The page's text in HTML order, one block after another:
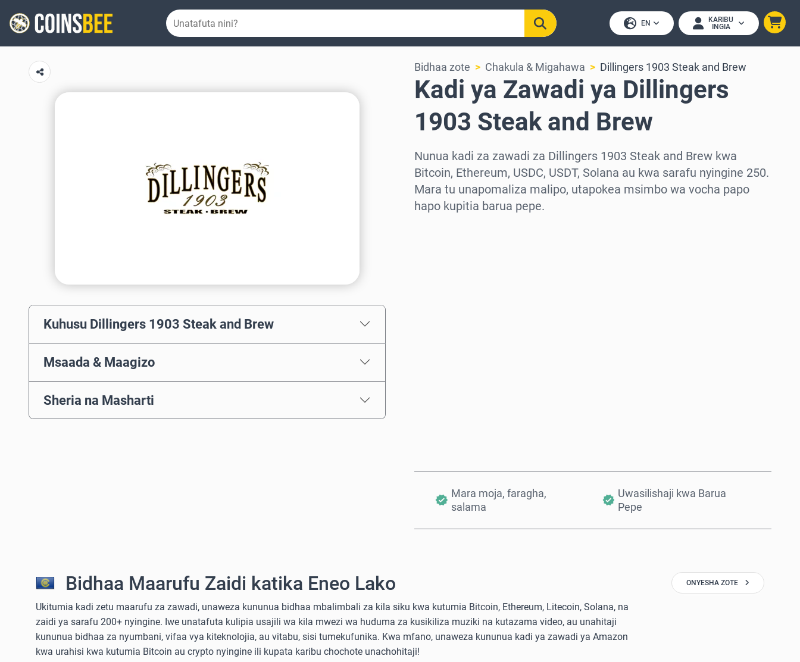
EN
KARIBU
INGIA
Kuhusu Dillingers 1903 Steak and Brew
Msaada & Maagizo
Sheria na Masharti
Bidhaa zote Chakula & Migahawa Dillingers 1903 Steak and Brew
Kadi ya Zawadi ya Dillingers
1903 Steak and Brew
Nunua kadi za zawadi za Dillingers 1903 Steak and Brew kwa
Bitcoin, Ethereum, USDC, USDT, Solana au kwa sarafu nyingine 250.
Mara tu unapomaliza malipo, utapokea msimbo wa vocha papo
hapo kupitia barua pepe.
Mara moja, faragha,
salama
Uwasilishaji kwa Barua
Pepe
Bidhaa Maarufu Zaidi katika Eneo Lako
Ukitumia kadi zetu maarufu za zawadi, unaweza kununua bidhaa mbalimbali za kila siku kwa kutumia Bitcoin, Ethereum, Litecoin, Solana, na
zaidi ya sarafu 200+ nyingine. Iwe unatafuta kulipia usajili wa kila mwezi wa huduma za kusikiliza muziki na kutazama video, au unahitaji
kununua bidhaa za nyumbani, vifaa vya kiteknolojia, au vitabu, sisi tumekufunika. Kwa mfano, unaweza kununua kadi ya zawadi ya Amazon
kwa urahisi kwa kutumia Bitcoin au crypto nyingine ili kupata karibu chochote unachohitaji!
ONYESHA ZOTE